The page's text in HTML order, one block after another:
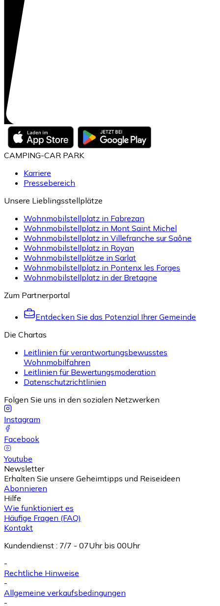
CAMPING-CAR PARK
Karriere
Pressebereich
Unsere Lieblingsstellplätze
Wohnmobilstellplatz in Fabrezan
Wohnmobilstellplatz in Mont Saint Michel
Wohnmobilstellplatz in Villefranche sur Saône
Wohnmobilstellplatz in Royan
Wohnmobilstellplätze in Sarlat
Wohnmobilstellplatz in Pontenx les Forges
Wohnmobilstellplatz in der Bretagne
Zum Partnerportal
Entdecken Sie das Potenzial Ihrer Gemeinde
Die Chartas
Leitlinien für verantwortungsbewusstes
Wohnmobilfahren
Leitlinien für Bewertungsmoderation
Datenschutzrichtlinien
Folgen Sie uns in den sozialen Netzwerken
Instagram
Facebook
Youtube
Newsletter
Erhalten Sie unsere Geheimtipps und Reiseideen
Abonnieren
Hilfe
Wie funktioniert es
Häufige Fragen (FAQ)
Kontakt
Kundendienst : 7/7 - 07Uhr bis 00Uhr
-
Rechtliche Hinweise
-
Allgemeine verkaufsbedingungen
-